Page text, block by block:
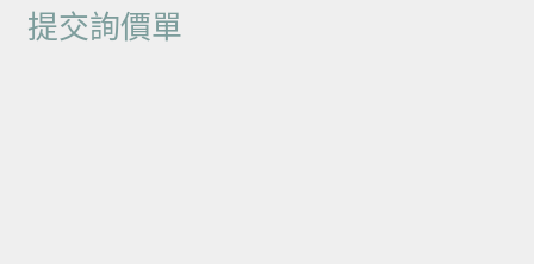
提交詢價單